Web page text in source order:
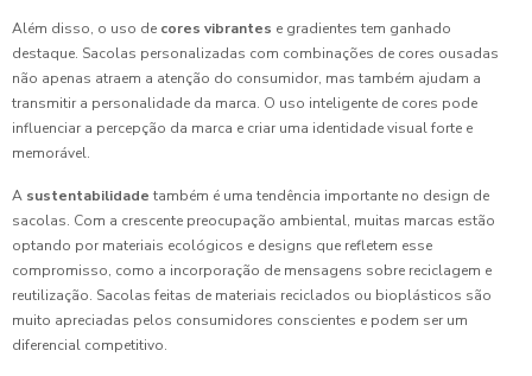
Além disso, o uso de cores vibrantes e gradientes tem ganhado
destaque. Sacolas personalizadas com combinações de cores ousadas
não apenas atraem a atenção do consumidor, mas também ajudam a
transmitir a personalidade da marca. O uso inteligente de cores pode
influenciar a percepção da marca e criar uma identidade visual forte e
memorável.
A sustentabilidade também é uma tendência importante no design de
sacolas. Com a crescente preocupação ambiental, muitas marcas estão
optando por materiais ecológicos e designs que refletem esse
compromisso, como a incorporação de mensagens sobre reciclagem e
reutilização. Sacolas feitas de materiais reciclados ou bioplásticos são
muito apreciadas pelos consumidores conscientes e podem ser um
diferencial competitivo.